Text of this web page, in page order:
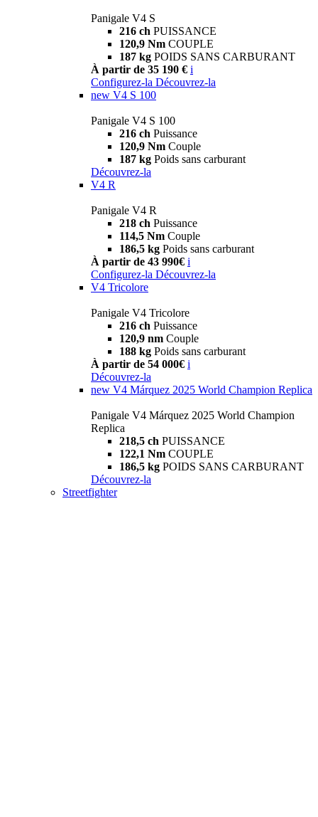
Panigale V4 S
216 ch PUISSANCE
120,9 Nm COUPLE
187 kg POIDS SANS CARBURANT
À partir de 35 190 € i
Configurez-la Découvrez-la
new V4 S 100
Panigale V4 S 100
216 ch Puissance
120,9 Nm Couple
187 kg Poids sans carburant
Découvrez-la
V4 R
Panigale V4 R
218 ch Puissance
114,5 Nm Couple
186,5 kg Poids sans carburant
À partir de 43 990€ i
Configurez-la Découvrez-la
V4 Tricolore
Panigale V4 Tricolore
216 ch Puissance
120,9 nm Couple
188 kg Poids sans carburant
À partir de 54 000€ i
Découvrez-la
new V4 Márquez 2025 World Champion Replica
Panigale V4 Márquez 2025 World Champion
Replica
218,5 ch PUISSANCE
122,1 Nm COUPLE
186,5 kg POIDS SANS CARBURANT
Découvrez-la
Streetfighter